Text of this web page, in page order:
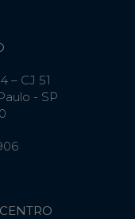
– CJ 51
- SP